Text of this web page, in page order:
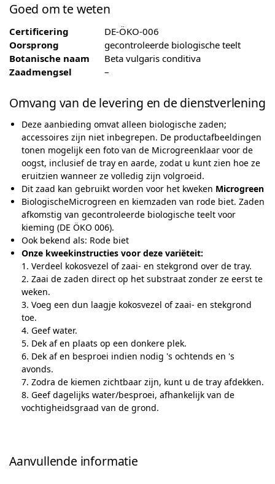
Goed om te weten
Certificering
DE-ÖKO-006
Oorsprong
gecontroleerde biologische teelt
Botanische naam
Beta vulgaris conditiva
Zaadmengsel
–
Omvang van de levering en de dienstverlening
Deze aanbieding omvat alleen biologische zaden;
accessoires zijn niet inbegrepen. De productafbeeldingen
tonen mogelijk een foto van de Microgreenklaar voor de
oogst, inclusief de tray en aarde, zodat u kunt zien hoe ze
eruitzien wanneer ze volledig zijn volgroeid.
Dit zaad kan gebruikt worden voor het kweken Microgreen
BiologischeMicrogreen en kiemzaden van rode biet. Zaden
afkomstig van gecontroleerde biologische teelt voor
kieming (DE ÖKO 006).
Ook bekend als: Rode biet
Onze kweekinstructies voor deze variëteit:
1. Verdeel kokosvezel of zaai- en stekgrond over de tray.
2. Zaai de zaden direct op het substraat zonder ze eerst te
weken.
3. Voeg een dun laagje kokosvezel of zaai- en stekgrond
toe.
4. Geef water.
5. Dek af en plaats op een donkere plek.
6. Dek af en besproei indien nodig 's ochtends en 's
avonds.
7. Zodra de kiemen zichtbaar zijn, kunt u de tray afdekken.
8. Geef dagelijks water/besproei, afhankelijk van de
vochtigheidsgraad van de grond.
Aanvullende informatie